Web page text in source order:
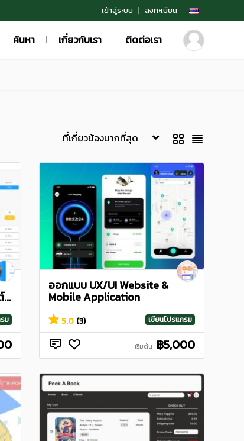
เข้าสู่ระบบ ลงทะเบียน
ค้นหา เกี่ยวกับเรา ติดต่อเรา
...
ม
ออกแบบ UX/UI Website &
Mobile Application
5.0 (3) เขียนโปรแกรม
เริ่มต้น ฿5,000